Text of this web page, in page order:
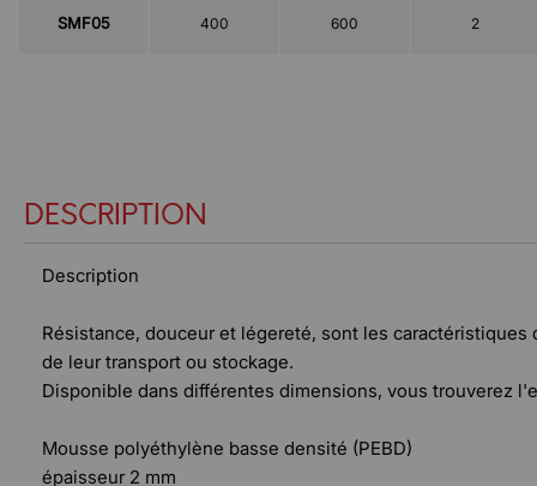
SMF05 400 600 2
DESCRIPTION
Description
Résistance, douceur et légereté, sont les
de leur transport ou stockage.
Disponible dans différentes dimensions, vous trouverez
Mousse polyéthylène basse densité (PEBD)
épaisseur 2 mm